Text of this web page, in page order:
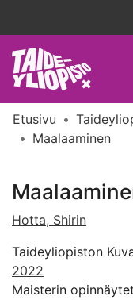
Etusivu
Maalaaminen
Hotta, Shirin
Taideyliopiston
2022
Maisterin